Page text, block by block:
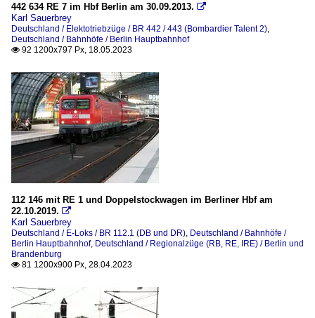
442 634 RE 7 im Hbf Berlin am 30.09.2013. 
Karl Sauerbrey
Deutschland / Elektotriebzüge / BR 442 / 443 (Bombardier Talent 2),
Deutschland / Bahnhöfe / Berlin Hauptbahnhof
 92 1200x797 Px, 18.05.2023
112 146 mit RE 1 und Doppelstockwagen im Berliner Hbf am
22.10.2019. 
Karl Sauerbrey
Deutschland / E-Loks / BR 112.1 (DB und DR), Deutschland / Bahnhöfe /
Berlin Hauptbahnhof, Deutschland / Regionalzüge (RB, RE, IRE) / Berlin und
Brandenburg
 81 1200x900 Px, 28.04.2023